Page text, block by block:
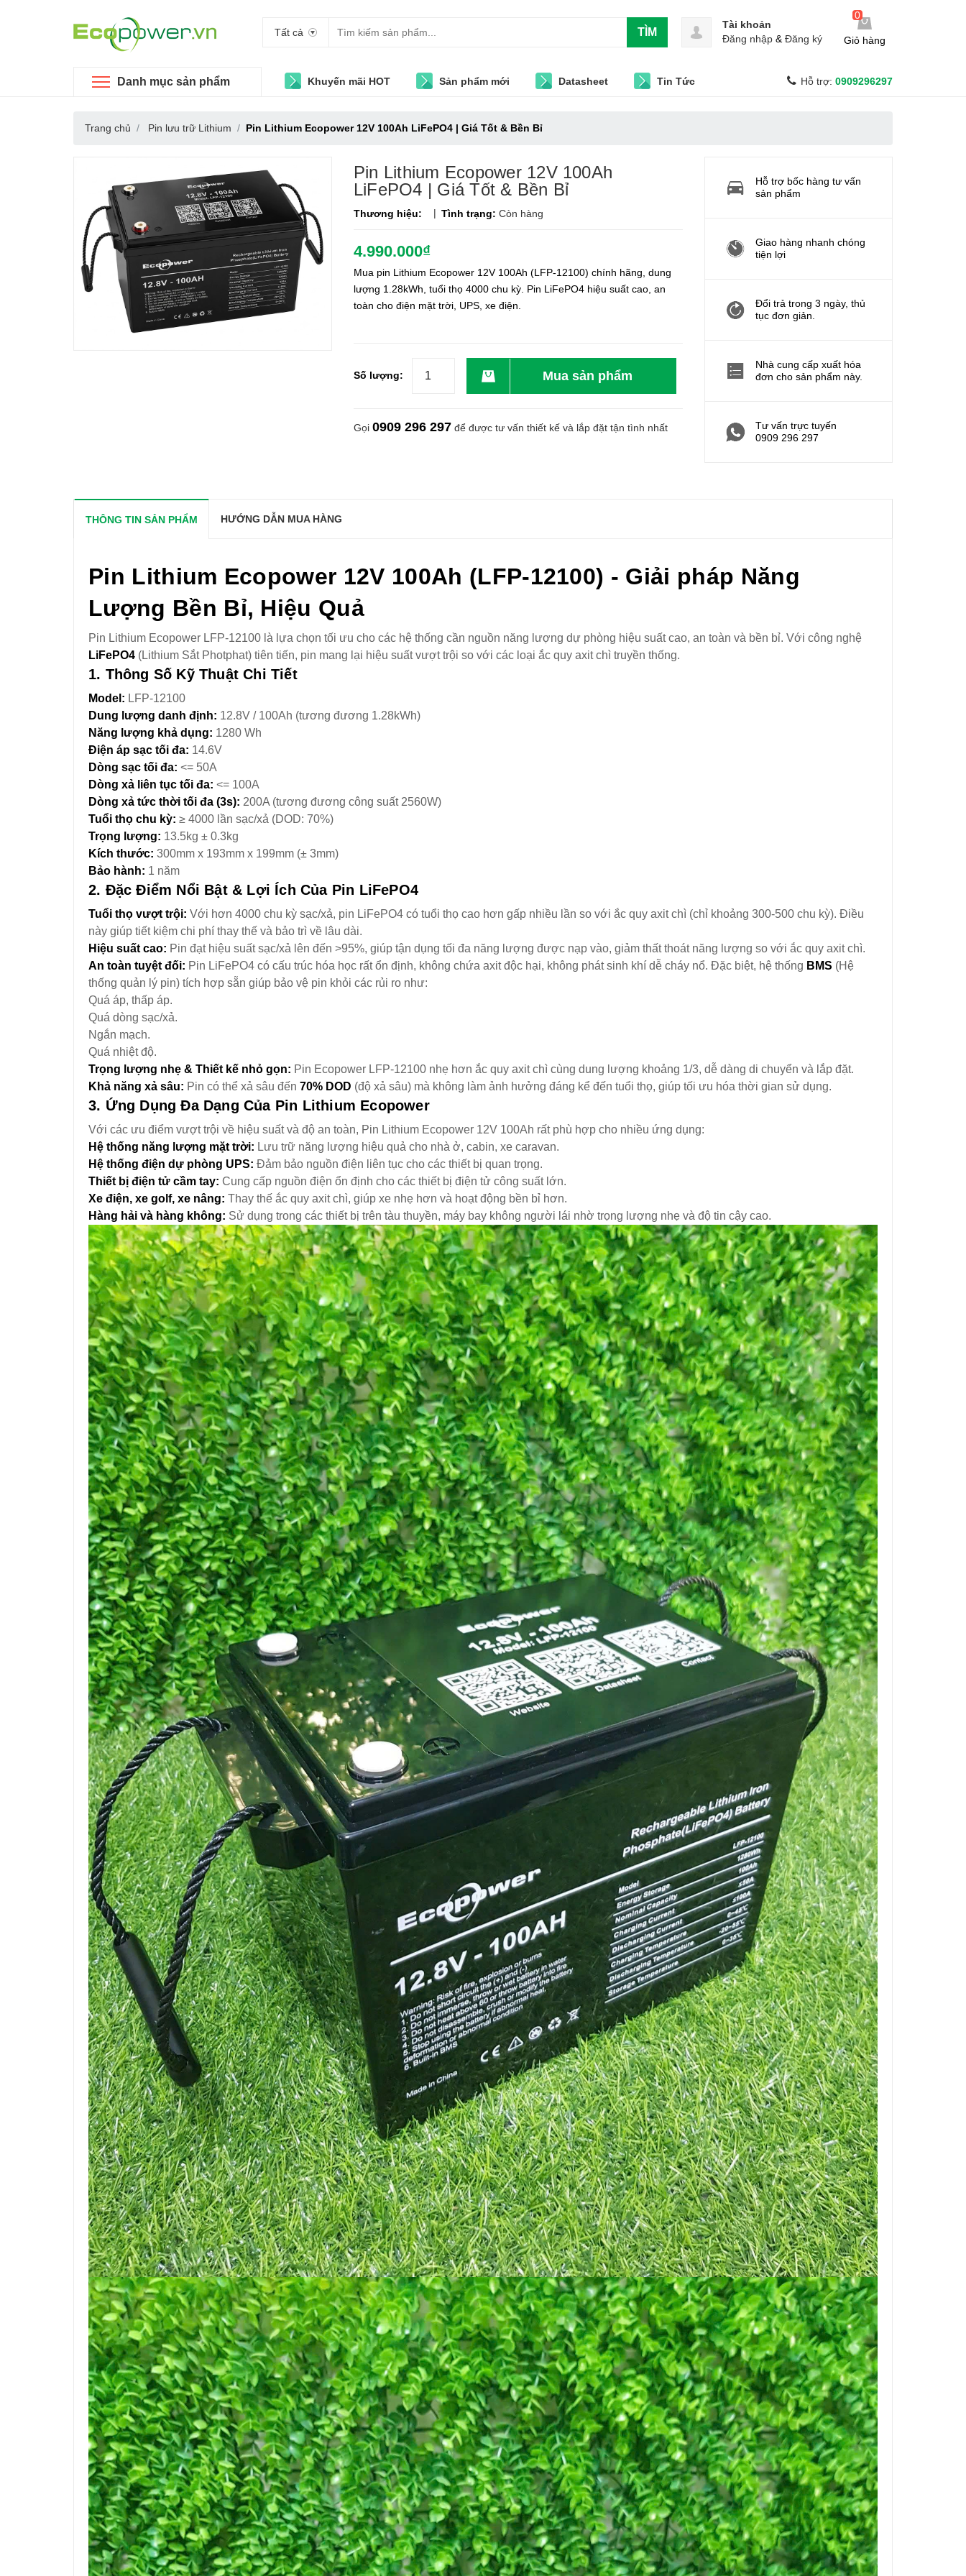
Tất cả TÌM
0
Giỏ hàng
Tài khoản
Đăng nhập & Đăng ký
Danh mục sản phẩm Khuyến mãi HOT Sản phẩm mới Datasheet Tin Tức Hỗ trợ: 0909296297
Trang chủ Pin lưu trữ Lithium Pin Lithium Ecopower 12V 100Ah LiFePO4 | Giá Tốt & Bền Bỉ
Pin Lithium Ecopower 12V 100Ah
LiFePO4 | Giá Tốt & Bền Bỉ
Thương hiệu: | Tình trạng: Còn hàng
4.990.000₫
Mua pin Lithium Ecopower 12V 100Ah (LFP-12100) chính hãng, dung
lượng 1.28kWh, tuổi thọ 4000 chu kỳ. Pin LiFePO4 hiệu suất cao, an
toàn cho điện mặt trời, UPS, xe điện.
Số lượng: Mua sản phẩm
Gọi 0909 296 297 để được tư vấn thiết kế và lắp đặt tận tình nhất
Hỗ trợ bốc hàng tư vấn
sản phẩm
Giao hàng nhanh chóng
tiện lợi
Đổi trả trong 3 ngày, thủ
tục đơn giản.
Nhà cung cấp xuất hóa
đơn cho sản phẩm này.
Tư vấn trực tuyến
0909 296 297
THÔNG TIN SẢN PHẨM HƯỚNG DẪN MUA HÀNG
Pin Lithium Ecopower 12V 100Ah (LFP-12100) - Giải pháp Năng
Lượng Bền Bỉ, Hiệu Quả
Pin Lithium Ecopower LFP-12100 là lựa chọn tối ưu cho các hệ thống cần nguồn năng lượng dự phòng hiệu suất cao, an toàn và bền bỉ. Với công nghệ
LiFePO4 (Lithium Sắt Photphat) tiên tiến, pin mang lại hiệu suất vượt trội so với các loại ắc quy axit chì truyền thống.
1. Thông Số Kỹ Thuật Chi Tiết
Model: LFP-12100
Dung lượng danh định: 12.8V / 100Ah (tương đương 1.28kWh)
Năng lượng khả dụng: 1280 Wh
Điện áp sạc tối đa: 14.6V
Dòng sạc tối đa: <= 50A
Dòng xả liên tục tối đa: <= 100A
Dòng xả tức thời tối đa (3s): 200A (tương đương công suất 2560W)
Tuổi thọ chu kỳ: ≥ 4000 lần sạc/xả (DOD: 70%)
Trọng lượng: 13.5kg ± 0.3kg
Kích thước: 300mm x 193mm x 199mm (± 3mm)
Bảo hành: 1 năm
2. Đặc Điểm Nổi Bật & Lợi Ích Của Pin LiFePO4
Tuổi thọ vượt trội: Với hơn 4000 chu kỳ sạc/xả, pin LiFePO4 có tuổi thọ cao hơn gấp nhiều lần so với ắc quy axit chì (chỉ khoảng 300-500 chu kỳ). Điều
này giúp tiết kiệm chi phí thay thế và bảo trì về lâu dài.
Hiệu suất cao: Pin đạt hiệu suất sạc/xả lên đến >95%, giúp tận dụng tối đa năng lượng được nạp vào, giảm thất thoát năng lượng so với ắc quy axit chì.
An toàn tuyệt đối: Pin LiFePO4 có cấu trúc hóa học rất ổn định, không chứa axit độc hại, không phát sinh khí dễ cháy nổ. Đặc biệt, hệ thống BMS (Hệ
thống quản lý pin) tích hợp sẵn giúp bảo vệ pin khỏi các rủi ro như:
Quá áp, thấp áp.
Quá dòng sạc/xả.
Ngắn mạch.
Quá nhiệt độ.
Trọng lượng nhẹ & Thiết kế nhỏ gọn: Pin Ecopower LFP-12100 nhẹ hơn ắc quy axit chì cùng dung lượng khoảng 1/3, dễ dàng di chuyển và lắp đặt.
Khả năng xả sâu: Pin có thể xả sâu đến 70% DOD (độ xả sâu) mà không làm ảnh hưởng đáng kể đến tuổi thọ, giúp tối ưu hóa thời gian sử dụng.
3. Ứng Dụng Đa Dạng Của Pin Lithium Ecopower
Với các ưu điểm vượt trội về hiệu suất và độ an toàn, Pin Lithium Ecopower 12V 100Ah rất phù hợp cho nhiều ứng dụng:
Hệ thống năng lượng mặt trời: Lưu trữ năng lượng hiệu quả cho nhà ở, cabin, xe caravan.
Hệ thống điện dự phòng UPS: Đảm bảo nguồn điện liên tục cho các thiết bị quan trọng.
Thiết bị điện tử cầm tay: Cung cấp nguồn điện ổn định cho các thiết bị điện tử công suất lớn.
Xe điện, xe golf, xe nâng: Thay thế ắc quy axit chì, giúp xe nhẹ hơn và hoạt động bền bỉ hơn.
Hàng hải và hàng không: Sử dụng trong các thiết bị trên tàu thuyền, máy bay không người lái nhờ trọng lượng nhẹ và độ tin cậy cao.